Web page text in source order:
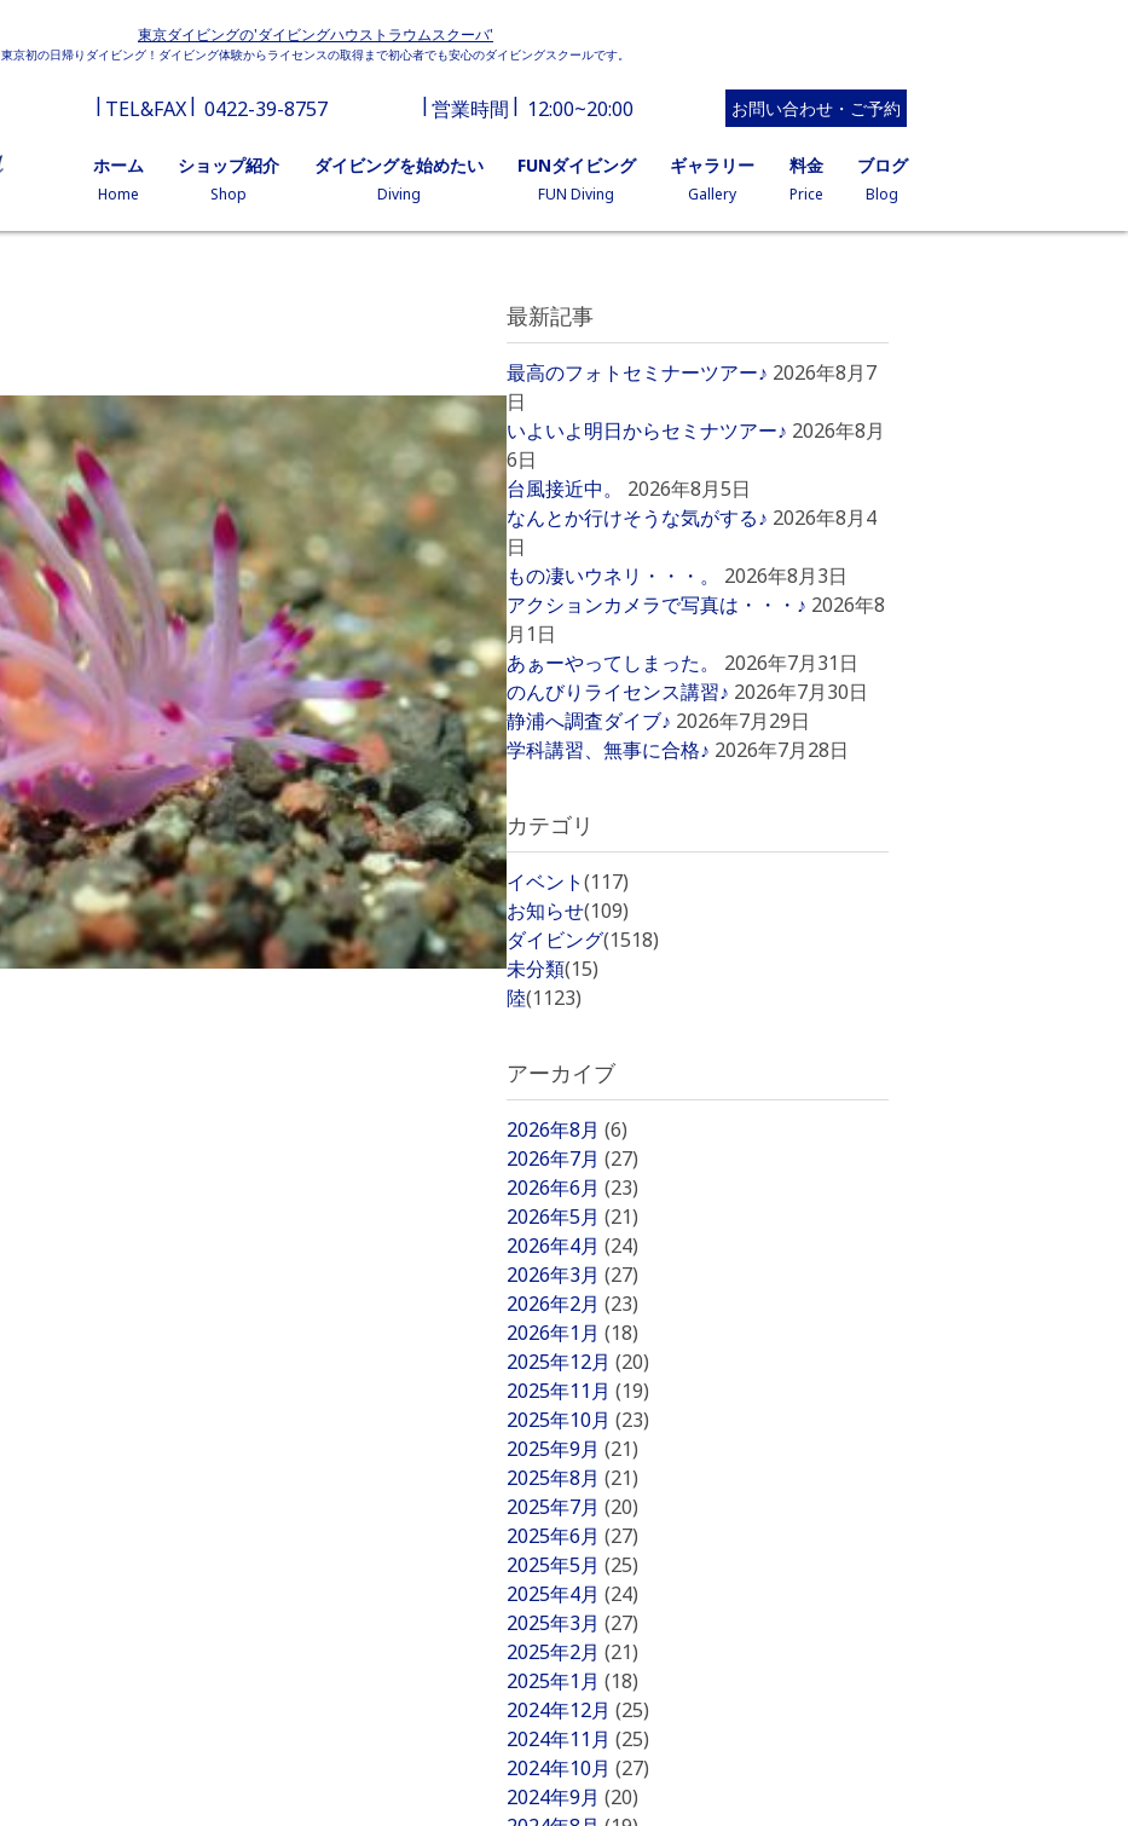
東京ダイビングの'ダイビングハウストラウムスクーバ'
東京初の日帰りダイビング！ダイビング体験からライセンスの取得まで初心者でも安心のダイビングスクールです。
TEL&FAX 0422-39-8757 営業時間 12:00~20:00 お問い合わせ・ご予約
ホーム
Home
ショップ紹介
Shop
ダイビングを始めたい
Diving
FUNダイビング
FUN Diving
ギャラリー
Gallery
料金
Price
ブログ
Blog
最新記事
最高のフォトセミナーツアー♪ 2026年8月7
日
いよいよ明日からセミナツアー♪ 2026年8月
6日
台風接近中。
2026年8月5日
なんとか行けそうな気がする♪ 2026年8月4
日
もの凄いウネリ・・・。
2026年8月3日
アクションカメラで写真は・・・♪ 2026年8
月1日
あぁーやってしまった。
2026年7月31日
のんびりライセンス講習♪ 2026年7月30日
静浦へ調査ダイブ♪ 2026年7月29日
学科講習、無事に合格♪ 2026年7月28日
カテゴリ
イベント(117)
お知らせ(109)
ダイビング(1518)
未分類(15)
陸(1123)
アーカイブ
2026年8月 (6)
2026年7月 (27)
2026年6月 (23)
2026年5月 (21)
2026年4月 (24)
2026年3月 (27)
2026年2月 (23)
2026年1月 (18)
2025年12月 (20)
2025年11月 (19)
2025年10月 (23)
2025年9月 (21)
2025年8月 (21)
2025年7月 (20)
2025年6月 (27)
2025年5月 (25)
2025年4月 (24)
2025年3月 (27)
2025年2月 (21)
2025年1月 (18)
2024年12月 (25)
2024年11月 (25)
2024年10月 (27)
2024年9月 (20)